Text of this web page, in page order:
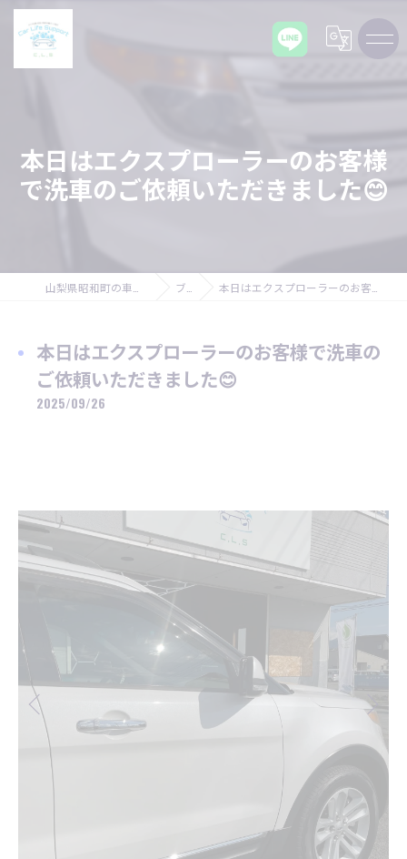
本日はエクスプローラーのお客様
で洗車のご依頼いただきました😊
ブログ 本日はエクスプローラーのお客様で洗車のご依頼いただきました😊
本日はエクスプローラーのお客様で洗車の
ご依頼いただきました😊
2025/09/26